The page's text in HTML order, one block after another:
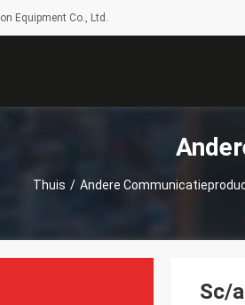
Equipment Co., Ltd.
Thuis / Andere
Sc/